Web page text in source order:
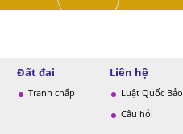
Đất đai
Tranh chấp
Liên hệ
Luật Quốc Bảo
Câu hỏi